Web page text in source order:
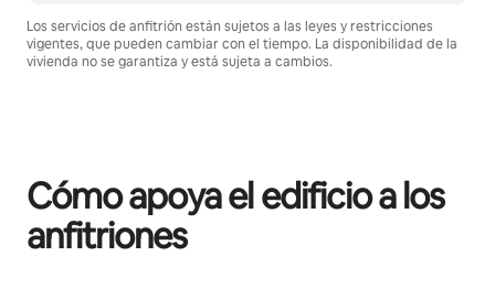
Los servicios de anfitrión están sujetos a las leyes y restricciones
vigentes, que pueden cambiar con el tiempo. La disponibilidad de la
vivienda no se garantiza y está sujeta a cambios.
Cómo apoya el edificio a los
anfitriones